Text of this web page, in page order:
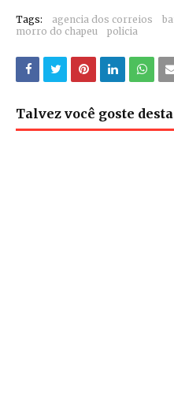
Tags: agencia dos correios
morro do chapeu
policia
Talvez você goste